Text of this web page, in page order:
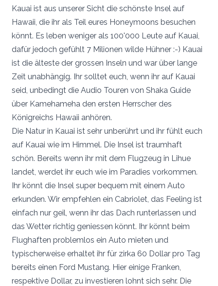
Kauai ist aus unserer Sicht die schönste Insel auf
Hawaii, die ihr als Teil eures Honeymoons besuchen
könnt. Es leben weniger als 100'000 Leute auf Kauai,
dafür jedoch gefühlt 7 Milionen wilde Hühner :-) Kauai
ist die älteste der grossen Inseln und war über lange
Zeit unabhängig. Ihr solltet euch, wenn ihr auf Kauai
seid, unbedingt die Audio Touren von Shaka Guide
über Kamehameha den ersten Herrscher des
Königreichs Hawaii anhören.
Die Natur in Kauai ist sehr unberührt und ihr fühlt euch
auf Kauai wie im Himmel. Die Insel ist traumhaft
schön. Bereits wenn ihr mit dem Flugzeug in Lihue
landet, werdet ihr euch wie im Paradies vorkommen.
Ihr könnt die Insel super bequem mit einem Auto
erkunden. Wir empfehlen ein Cabriolet, das Feeling ist
einfach nur geil, wenn ihr das Dach runterlassen und
das Wetter richtig geniessen könnt. Ihr könnt beim
Flughaften problemlos ein Auto mieten und
typischerweise erhaltet ihr für zirka 60 Dollar pro Tag
bereits einen Ford Mustang. Hier einige Franken,
respektive Dollar, zu investieren lohnt sich sehr. Die